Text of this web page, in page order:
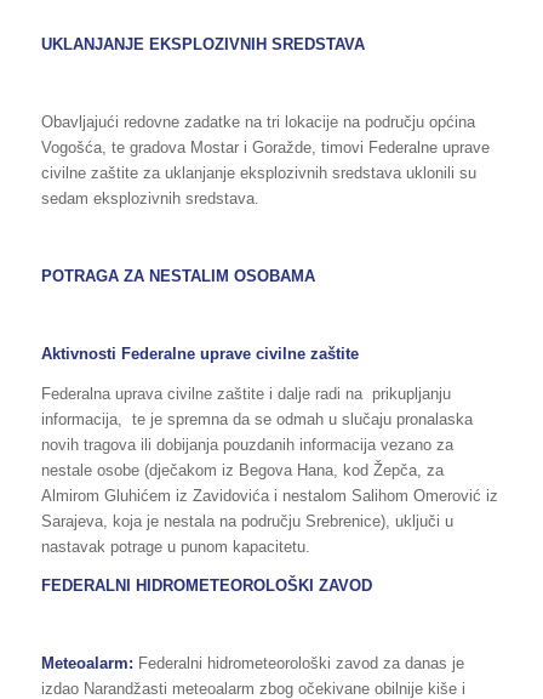
UKLANJANJE EKSPLOZIVNIH SREDSTAVA
Obavljajući redovne zadatke na tri lokacije na području općina
Vogošća, te gradova Mostar i Goražde, timovi Federalne uprave
civilne zaštite za uklanjanje eksplozivnih sredstava uklonili su
sedam eksplozivnih sredstava.
POTRAGA ZA NESTALIM OSOBAMA
Aktivnosti Federalne uprave civilne zaštite
Federalna uprava civilne zaštite i dalje radi na prikupljanju
informacija, te je spremna da se odmah u slučaju pronalaska
novih tragova ili dobijanja pouzdanih informacija vezano za
nestale osobe (dječakom iz Begova Hana, kod Žepča, za
Almirom Gluhićem iz Zavidovića i nestalom Salihom Omerović iz
Sarajeva, koja je nestala na području Srebrenice), uključi u
nastavak potrage u punom kapacitetu.
FEDERALNI HIDROMETEOROLOŠKI ZAVOD
Meteoalarm: Federalni hidrometeorološki zavod za danas je
izdao Narandžasti meteoalarm zbog očekivane obilnije kiše i